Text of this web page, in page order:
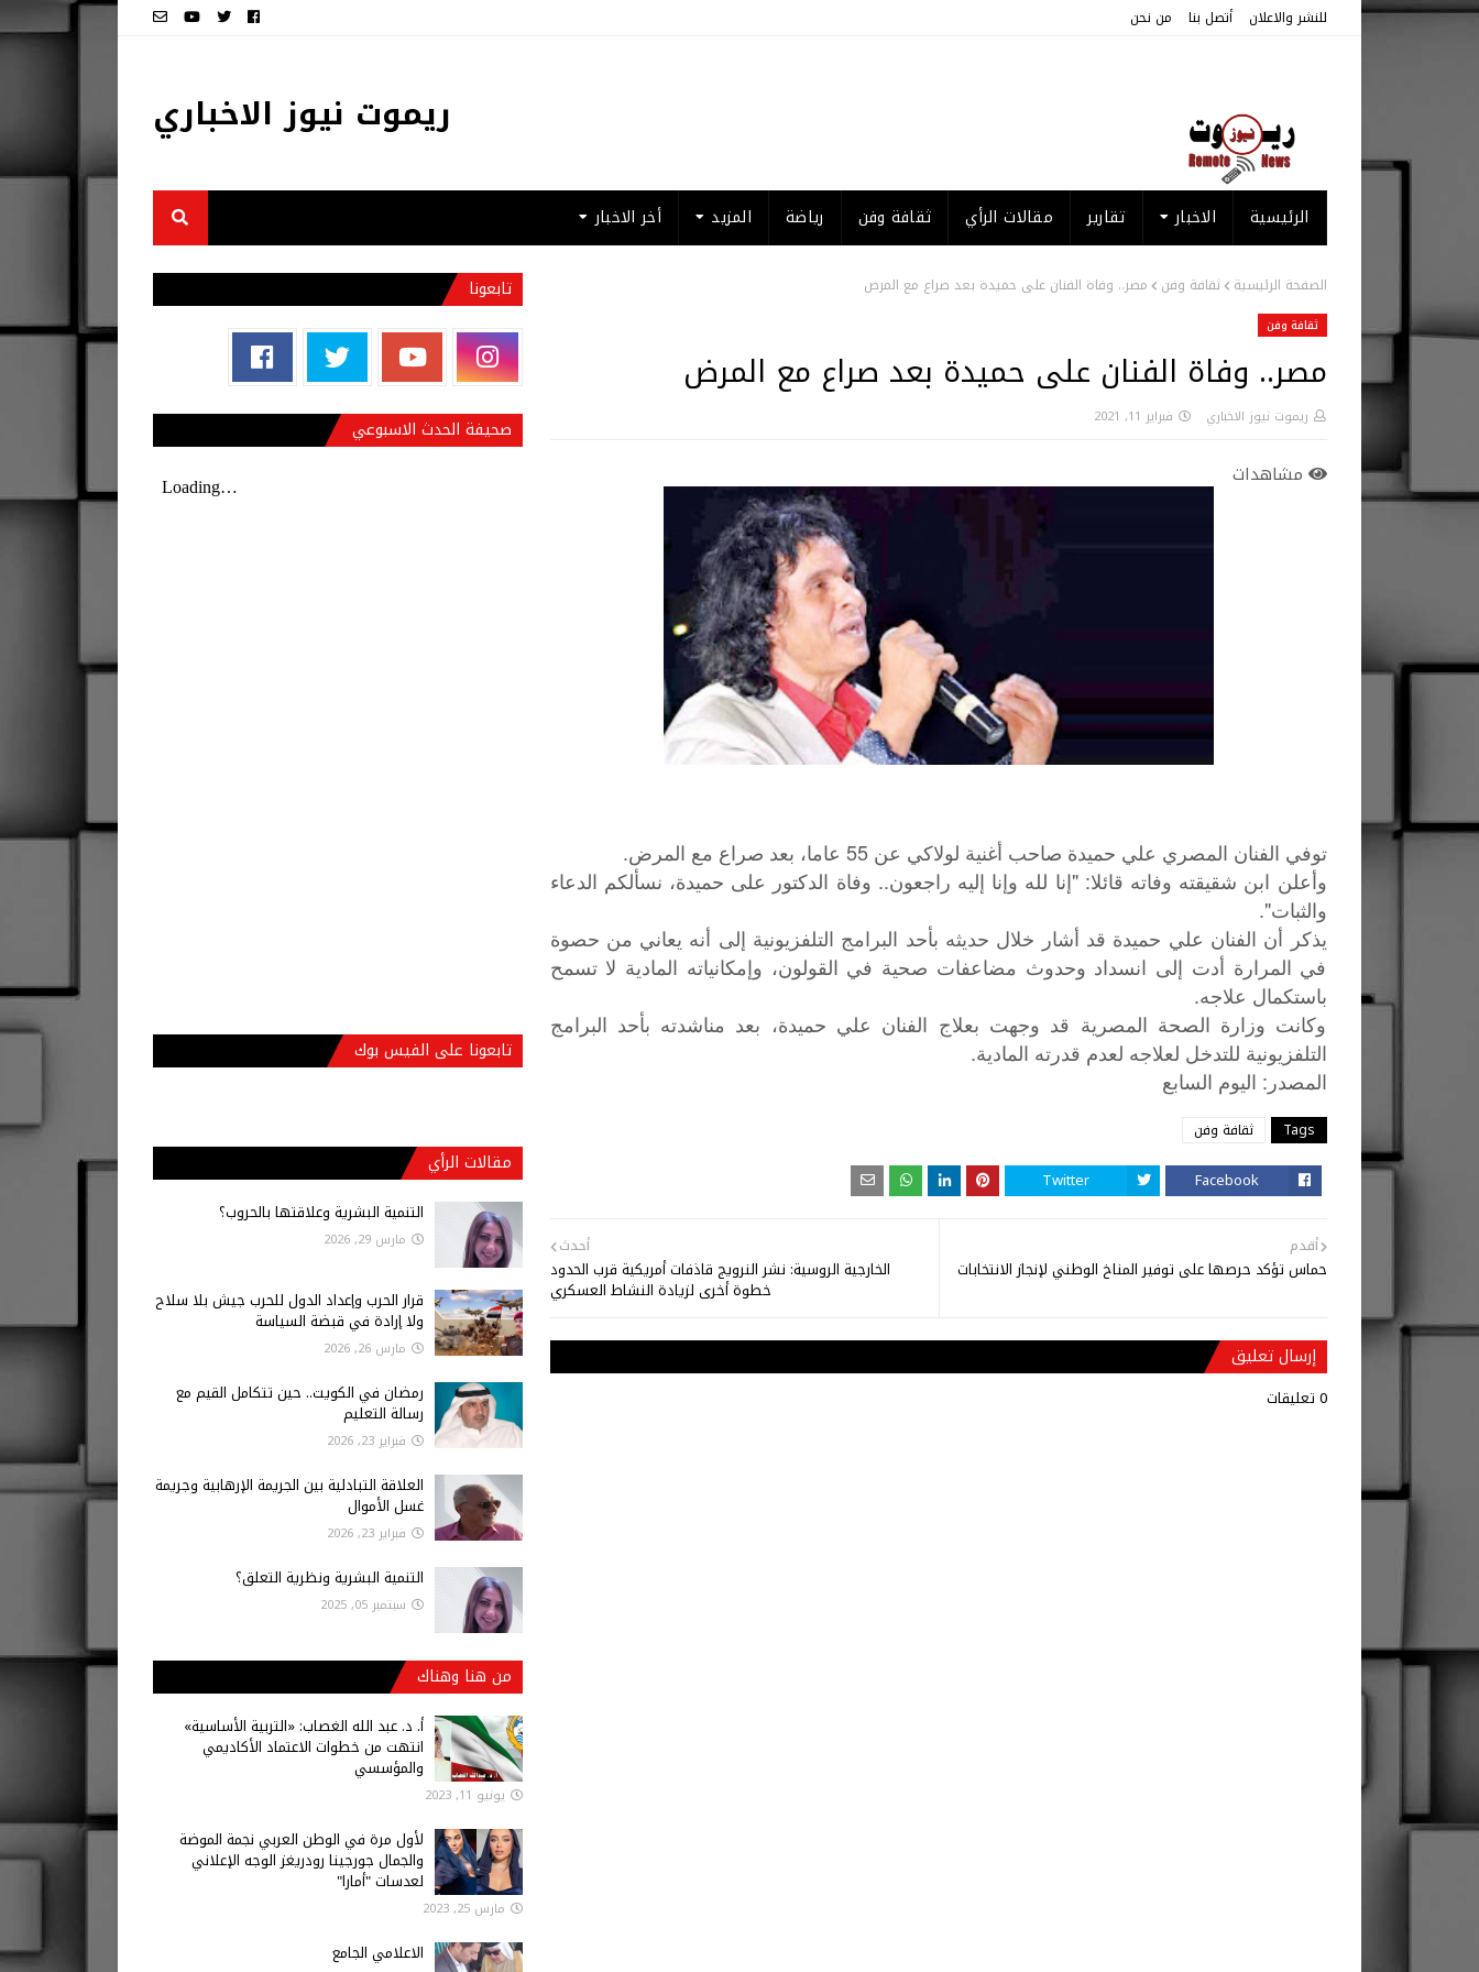
للنشر والاعلان أتصل بنا من نحن
ريموت نيوز الاخباري
الرئيسية الاخبار تقارير مقالات الرأي ثقافة وفن رياضة المزيد أخر الاخبار
الصفحة الرئيسية ثقافة وفن مصر.. وفاة الفنان على حميدة بعد صراع مع المرض
ثقافة وفن
مصر.. وفاة الفنان على حميدة بعد صراع مع المرض
ريموت نيوز الاخباري فبراير 11, 2021
مشاهدات
توفي الفنان المصري علي حميدة صاحب أغنية لولاكي عن 55 عاما، بعد صراع مع المرض.
وأعلن ابن شقيقته وفاته قائلا: "إنا لله وإنا إليه راجعون.. وفاة الدكتور على حميدة، نسألكم الدعاء
والثبات".
يذكر أن الفنان علي حميدة قد أشار خلال حديثه بأحد البرامج التلفزيونية إلى أنه يعاني من حصوة
في المرارة أدت إلى انسداد وحدوث مضاعفات صحية في القولون، وإمكانياته المادية لا تسمح
باستكمال علاجه.
وكانت وزارة الصحة المصرية قد وجهت بعلاج الفنان علي حميدة، بعد مناشدته بأحد البرامج
التلفزيونية للتدخل لعلاجه لعدم قدرته المادية.
المصدر : اليوم السابع
Tags ثقافة وفن
Facebook
Twitter
أحدث
الخارجية الروسية: نشر النرويج قاذفات أمريكية قرب الحدود
خطوة أخرى لزيادة النشاط العسكري
أقدم
حماس تؤكد حرصها على توفير المناخ الوطني لإنجاز الانتخابات
إرسال تعليق
0 تعليقات
تابعونا
صحيفة الحدث الاسبوعي
تابعونا على الفيس بوك
مقالات الرأي
التنمية البشرية وعلاقتها بالحروب؟
مارس 29, 2026
قرار الحرب وإعداد الدول للحرب جيش بلا سلاح
ولا إرادة في قبضة السياسة
مارس 26, 2026
رمضان في الكويت.. حين تتكامل القيم مع
رسالة التعليم
فبراير 23, 2026
العلاقة التبادلية بين الجريمة الإرهابية وجريمة
غسل الأموال
فبراير 23, 2026
التنمية البشرية ونظرية التعلق؟
سبتمبر 05, 2025
من هنا وهناك
أ‌. د. عبد الله الغصاب: «التربية الأساسية»
انتهت من خطوات الاعتماد الأكاديمي
والمؤسسي
يونيو 11, 2023
لأول مرة في الوطن العربي نجمة الموضة
والجمال جورجينا رودريغز الوجه الإعلاني
لعدسات "أمارا"
مارس 25, 2023
الاعلامي الجامع